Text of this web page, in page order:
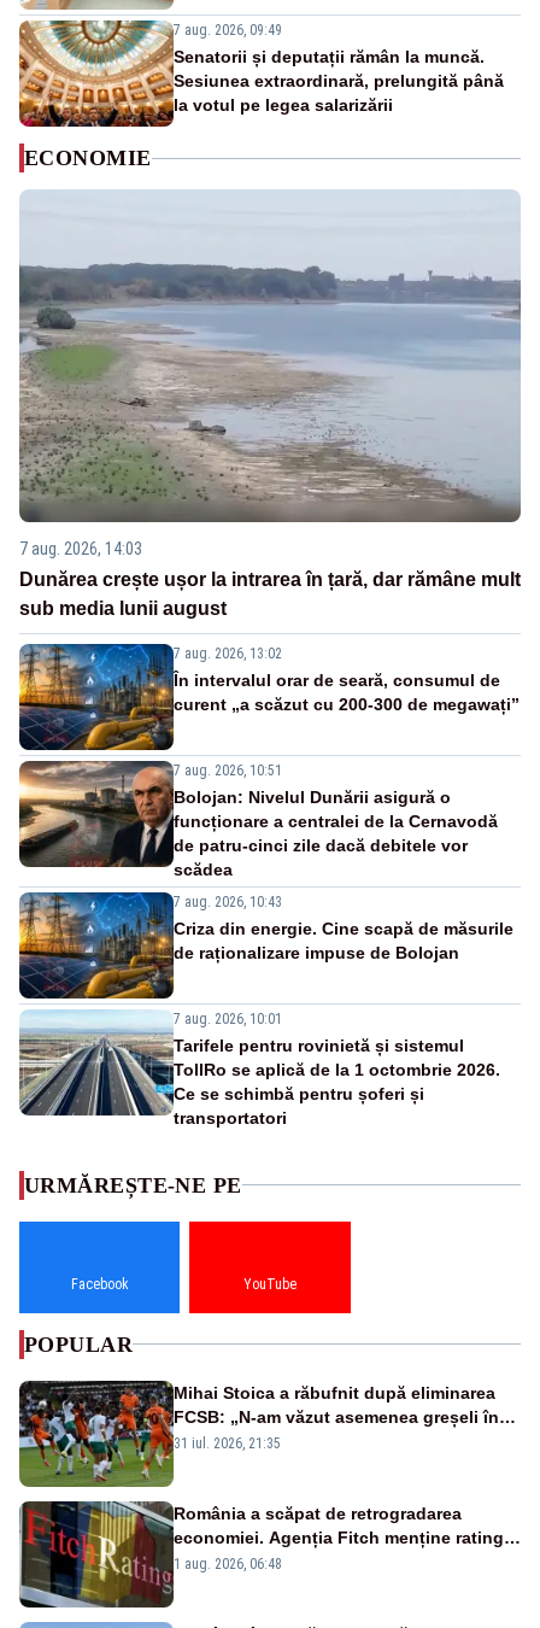
7 aug. 2026, 09:49
Senatorii și deputații rămân la muncă.
Sesiunea extraordinară, prelungită până
la votul pe legea salarizării
ECONOMIE
7 aug. 2026, 14:03
Dunărea crește ușor la intrarea în țară, dar rămâne mult
sub media lunii august
7 aug. 2026, 13:02
În intervalul orar de seară, consumul de
curent „a scăzut cu 200-300 de megawați”
7 aug. 2026, 10:51
Bolojan: Nivelul Dunării asigură o
funcționare a centralei de la Cernavodă
de patru-cinci zile dacă debitele vor
scădea
7 aug. 2026, 10:43
Criza din energie. Cine scapă de măsurile
de raționalizare impuse de Bolojan
7 aug. 2026, 10:01
Tarifele pentru rovinietă și sistemul
TollRo se aplică de la 1 octombrie 2026.
Ce se schimbă pentru șoferi și
transportatori
URMĂREȘTE-NE PE
Facebook YouTube
POPULAR
Mihai Stoica a răbufnit după eliminarea
FCSB: „N-am văzut asemenea greșeli în
190 de meciuri europene”
31 iul. 2026, 21:35
România a scăpat de retrogradarea
economiei. Agenția Fitch menține ratingul
„BBB-” cu perspectivă negativă
1 aug. 2026, 06:48